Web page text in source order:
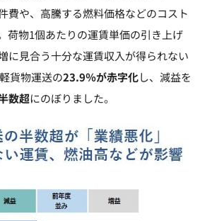
費や、高騰する燃料価格などのコスト
荷物1個あたりの運賃単価の引き上げ
に見合う十分な運賃収入が得られない
貨物運送の23.9％が赤字化し、減益を
数超にのぼりました。